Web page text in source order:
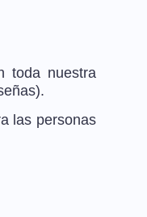
toda nuestra
las personas